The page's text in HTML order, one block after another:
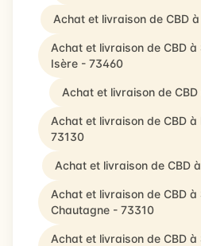
Achat et livraison de CBD
Achat et livraison de CBD
Isère - 73460
Achat et livraison de
Achat et livraison de CBD
73130
Achat et livraison de CBD
Achat et livraison de CBD
Chautagne - 73310
Achat et livraison de CBD